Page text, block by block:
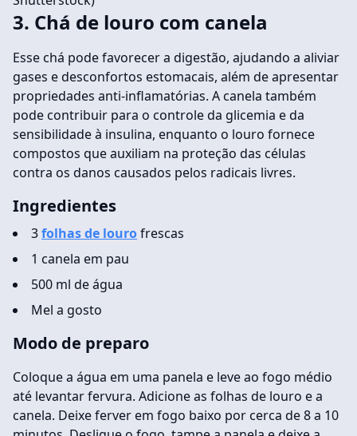
3. Chá de louro com canela
Esse chá pode favorecer a digestão, ajudando a aliviar
gases e desconfortos estomacais, além de apresentar
propriedades anti-inflamatórias. A canela também
pode contribuir para o controle da glicemia e da
sensibilidade à insulina, enquanto o louro fornece
compostos que auxiliam na proteção das células
contra os danos causados pelos radicais livres.
Ingredientes
3folhas de lourofrescas
1 canela em pau
500 ml de água
Mel a gosto
Modo de preparo
Coloque a água em uma panela e leve ao fogo médio
até levantar fervura. Adicione as folhas de louro e a
canela. Deixe ferver em fogo baixo por cerca de 8 a 10